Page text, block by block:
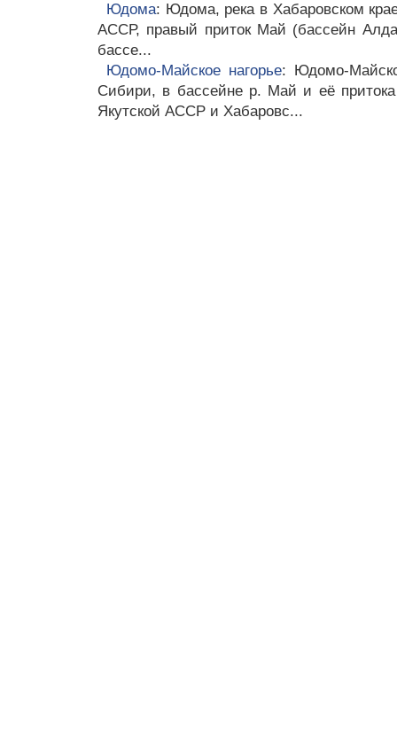
Юдома: Юдома, река в Хабаровском
АССР, правый приток Май (бассейн
бассе...
Юдомо-Майское нагорье: Юдомо-
Сибири, в бассейне р. Май и её
Якутской АССР и Хабаровс...